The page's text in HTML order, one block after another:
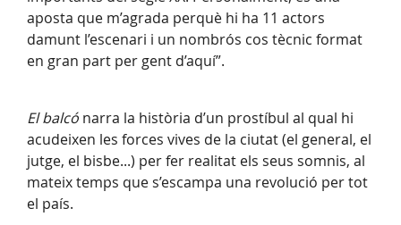
aposta que m’agrada perquè hi ha 11 actors
damunt l’escenari i un nombrós cos tècnic format
en gran part per gent d’aquí”.
El balcó narra la història d’un prostíbul al qual hi
acudeixen les forces vives de la ciutat (el general, el
jutge, el bisbe...) per fer realitat els seus somnis, al
mateix temps que s’escampa una revolució per tot
el país.